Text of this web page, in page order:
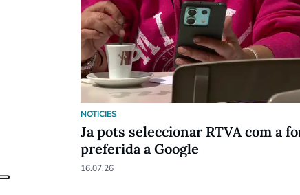
NOTICIES
Ja pots seleccionar RTVA com a
preferida a Google
16.07.26